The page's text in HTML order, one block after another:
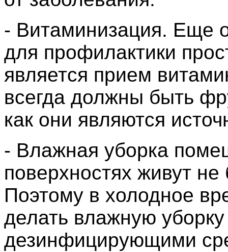
- Витаминизация. Еще
для профилактики
является прием
всегда должны быть
как они являются
- Влажная уборка
поверхностях живут
Поэтому в холодное
делать влажную
дезинфицирующими